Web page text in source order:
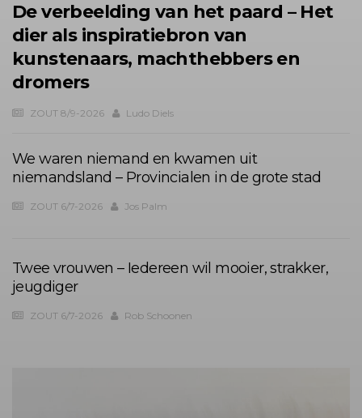
De verbeelding van het paard – Het
dier als inspiratiebron van
kunstenaars, machthebbers en
dromers
ZOUT 8/9-2026 Ludo Diels
We waren niemand en kwamen uit
niemandsland – Provincialen in de grote stad
ZOUT 6/7-2026 Jos Palm
Twee vrouwen – Iedereen wil mooier, strakker,
jeugdiger
ZOUT 6/7-2026 Rob Schoonen